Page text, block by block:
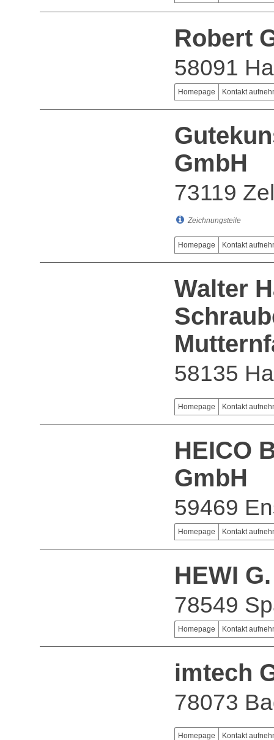
Robert
58091
Homepage Kontakt
GmbH
73119
Zeichnungsteile
Homepage Kontakt
Walter
58135
Homepage Kontakt
HEICO
GmbH
59469
Homepage Kontakt
HEWI
78549
Homepage Kontakt
imtech
78073
Homepage Kontakt